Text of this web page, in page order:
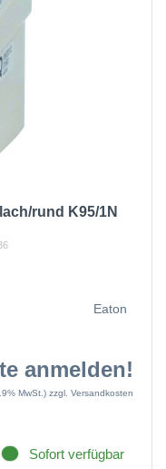
rund K95/1N
Eaton
anmelden!
MwSt.) zzgl. Versandkosten
Sofort verfügbar